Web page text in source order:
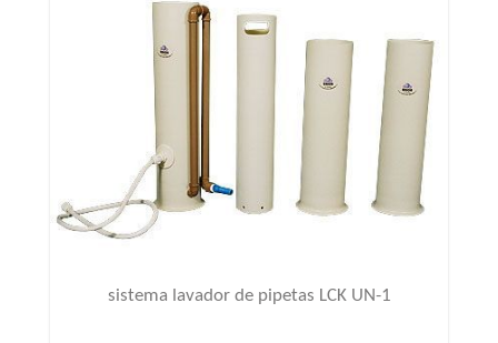
sistema lavador de pipetas LCK UN-1